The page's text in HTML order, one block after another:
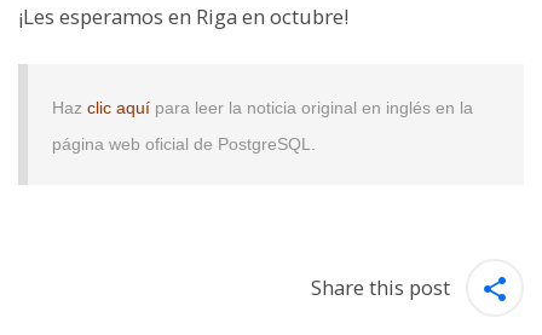
¡Les esperamos en Riga en octubre!
Haz clic aquí para leer la noticia original en inglés en la
página web oficial de PostgreSQL.
Share this post